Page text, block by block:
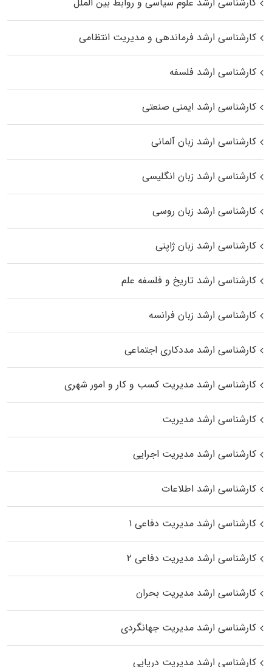
کارشناسی ارشد فرماندهی و مدیریت انتظامی
کارشناسی ارشد فلسفه
کارشناسی ارشد ایمنی صنعتی
کارشناسی ارشد زبان آلمانی
کارشناسی ارشد زبان انگلیسی
کارشناسی ارشد زبان روسی
کارشناسی ارشد زبان ژاپنی
کارشناسی ارشد تاریخ و فلسفه علم
کارشناسی ارشد زبان فرانسه
کارشناسی ارشد مددکاری اجتماعی
کارشناسی ارشد مدیریت کسب و کار و امور شهری
کارشناسی ارشد مدیریت
کارشناسی ارشد مدیریت اجرایی
کارشناسی ارشد اطلاعات
کارشناسی ارشد مدیریت دفاعی ۱
کارشناسی ارشد مدیریت دفاعی ۲
کارشناسی ارشد مدیریت بحران
کارشناسی ارشد مدیریت جهانگردی
کارشناسی ارشد مدیریت دریایی